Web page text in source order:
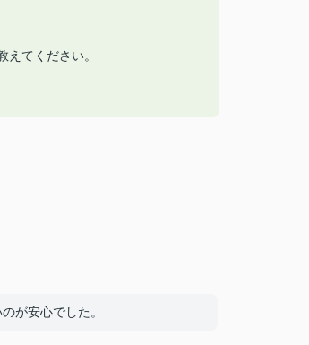
てください。
が安心でした。